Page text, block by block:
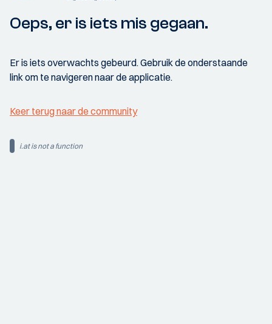
Oeps, er is iets mis gegaan.
Er is iets overwachts gebeurd. Gebruik de onderstaande
link om te navigeren naar de applicatie.
Keer terug naar de community
i.at is not a function